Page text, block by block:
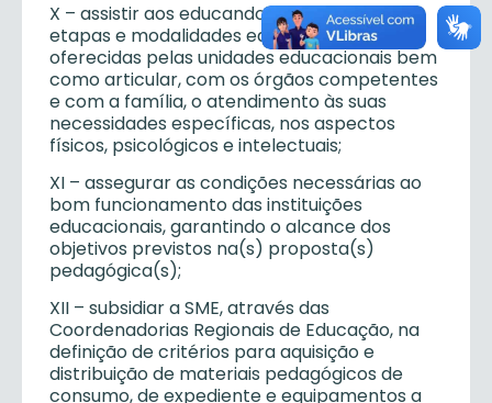
X – assistir aos educandos, nas diversas
etapas e modalidades educacionais
oferecidas pelas unidades educacionais bem
como articular, com os órgãos competentes
e com a família, o atendimento às suas
necessidades específicas, nos aspectos
físicos, psicológicos e intelectuais;
XI – assegurar as condições necessárias ao
bom funcionamento das instituições
educacionais, garantindo o alcance dos
objetivos previstos na(s) proposta(s)
pedagógica(s);
XII – subsidiar a SME, através das
Coordenadorias Regionais de Educação, na
definição de critérios para aquisição e
distribuição de materiais pedagógicos de
consumo, de expediente e equipamentos a